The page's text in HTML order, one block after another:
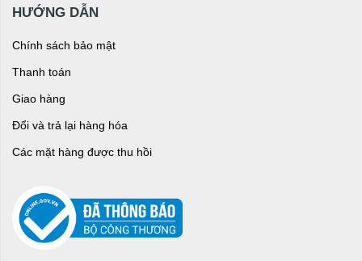
HƯỚNG DẪN
Chính sách bảo mật
Thanh toán
Giao hàng
Đổi và trả lại hàng hóa
Các mặt hàng được thu hồi